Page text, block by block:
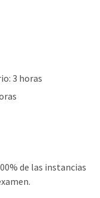
3 horas
de las instancias